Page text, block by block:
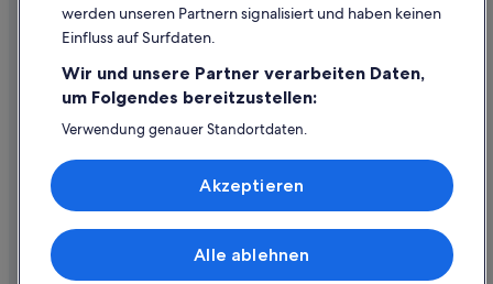
Flug stornieren
Rückerstattungsdauer
Expedia-Gutschein einlösen
Internationale Reisedokumente
© 2026 Expedia, Inc., ein Unternehmen der Expedia Group. Alle Rechte
vorbehalten. Expedia und das Expedia-Logo sind Handelsmarken oder
werden unseren Partnern signalisiert und haben keinen
Einfluss auf Surfdaten.
Wir und unsere Partner verarbeiten Daten,
um Folgendes bereitzustellen:
Verwendung genauer Standortdaten.
Speichern von oder Zugriff auf Informationen auf einem
Endgerät. Personalisierte Werbung und Inhalte, Messung
von Werbeleistung und der Performance von Inhalten,
Liste der Partner (Lieferanten)
Alle ablehnen
Akzeptieren